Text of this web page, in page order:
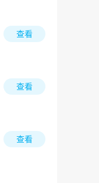
查看
查看
查看